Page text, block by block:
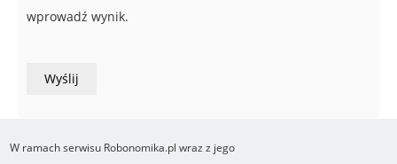
wprowadź wynik.
W ramach serwisu Robonomika.pl wraz z jego